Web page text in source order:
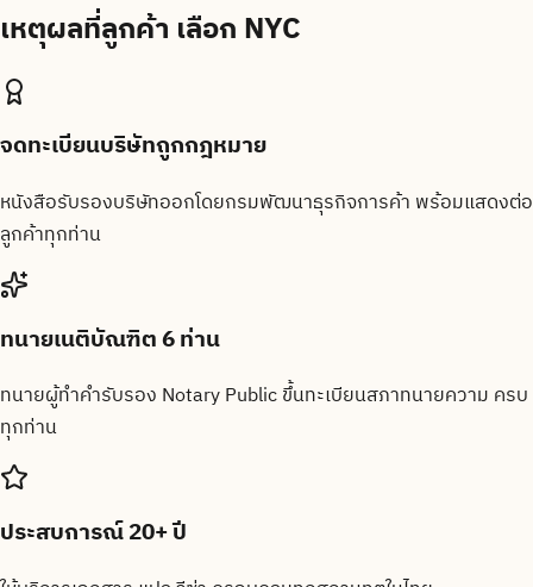
เหตุผลที่ลูกค้า เลือก NYC
จดทะเบียนบริษัทถูกกฎหมาย
หนังสือรับรองบริษัทออกโดยกรมพัฒนาธุรกิจการค้า พร้อมแสดงต่อ
ลูกค้าทุกท่าน
ทนายเนติบัณฑิต 6 ท่าน
ทนายผู้ทำคำรับรอง Notary Public ขึ้นทะเบียนสภาทนายความ ครบ
ทุกท่าน
ประสบการณ์ 20+ ปี